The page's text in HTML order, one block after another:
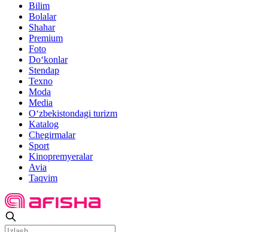
Bilim
Bolalar
Shahar
Premium
Foto
Do‘konlar
Stendap
Texno
Moda
Media
O‘zbekistondagi turizm
Katalog
Chegirmalar
Sport
Kinopremyeralar
Avia
Taqvim